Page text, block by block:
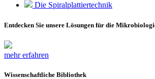
Die Spiralplattier­technik
Entdecken Sie unsere Lösungen für die
mehr erfahren
Wissenschaftliche Bibliothek